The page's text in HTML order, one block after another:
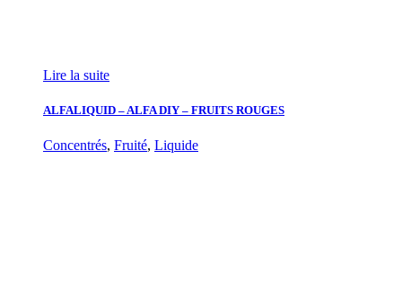
Lire la suite
ALFALIQUID – ALFA DIY – FRUITS ROUGES
Concentrés, Fruité, Liquide